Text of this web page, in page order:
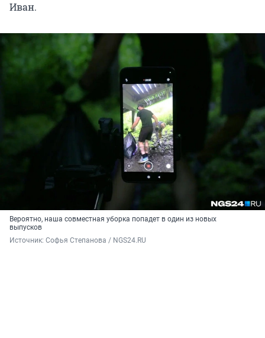
Иван.
Вероятно, наша совместная уборка попадет в один из новых
выпусков
Источник: Софья Степанова / NGS24.RU